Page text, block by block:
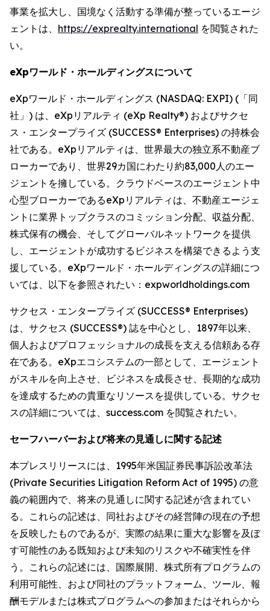
事業を拡大し、国境なく活動する準備が整っているエージ
ェントは、 https://exprealty.international を閲覧された
い。
eXpワールド・ホールディングスについて
eXpワールド・ホールディングス (NASDAQ: EXPI) (「同
社」) は、eXpリアルティ (eXp Realty®) およびサクセ
ス・エンタープライズ (SUCCESS® Enterprises) の持株会
社である。eXpリアルティは、世界最大の独立系不動産ブ
ローカーであり、世界29カ国にわたり約83,000人のエー
ジェントを擁している。クラウドベースのエージェント中
心型ブローカーであるeXpリアルティは、不動産エージェ
ントに業界トップクラスのコミッション分配、収益分配、
株式保有の機会、そしてグローバルネットワークを提供
し、エージェントが成功するビジネスを構築できるよう支
援している。eXpワールド・ホールディングスの詳細につ
いては、以下を参照されたい：expworldholdings.com
サクセス・エンタープライズ (SUCCESS® Enterprises)
は、サクセス (SUCCESS®) 誌を中心とし、1897年以来、
個人およびプロフェッショナルの成長を支える信頼ある存
在である。eXpエコシステムの一部として、エージェント
がスキルを向上させ、ビジネスを成長させ、長期的な成功
を達成するための貴重なリソースを提供している。サクセ
スの詳細については、success.com を閲覧されたい。
セーフハーバーおよび将来の見通しに関する記述
本プレスリリースには、1995年米国証券民事訴訟改革法
(Private Securities Litigation Reform Act of 1995) の意
義の範囲内で、将来の見通しに関する記述が含まれてい
る。これらの記述は、同社およびその経営陣の現在の予想
を反映したものであるが、実際の結果に重大な影響を及ぼ
す可能性のある既知および未知のリスクや不確実性を伴
う。これらの記述には、国際展開、株式所有プログラムの
利用可能性、および同社のプラットフォーム、ツール、報
酬モデルまたは株式プログラムへの参加またはそれらから